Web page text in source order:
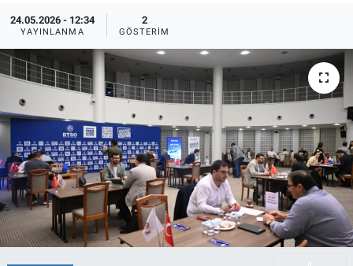
24.05.2026 - 12:34
YAYINLANMA
2
GÖSTERIM
İletişim
Künye
Tüm Manşetler
Son Dakika Haberleri
Haber Arşivi